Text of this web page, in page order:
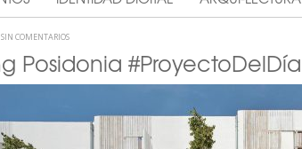
SIN COMENTARIOS
Posidonia #ProyectoDelDía